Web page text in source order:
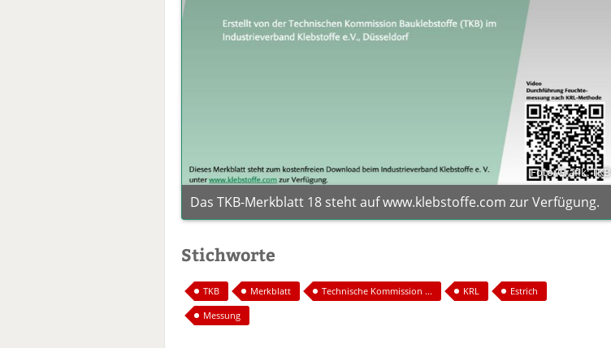
Foto/Grafik: TKB
Das TKB-Merkblatt 18 steht auf www.klebstoffe.com zur Verfügung.
Stichworte
TKB Merkblatt Technische Kommission ... KRL
Estrich
Messung